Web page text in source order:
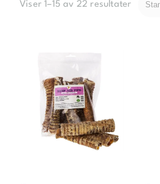
Viser 1–15 av 22 resultater